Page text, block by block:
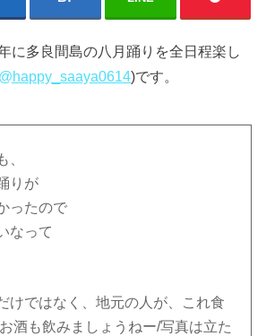
に多良間島の八月踊りを全日程楽し
@happy_saaya0614)です。
、
りが
ったので
なって
けではなく、地元の人が、これ食
酒も飲みましょうねー/写真は立た